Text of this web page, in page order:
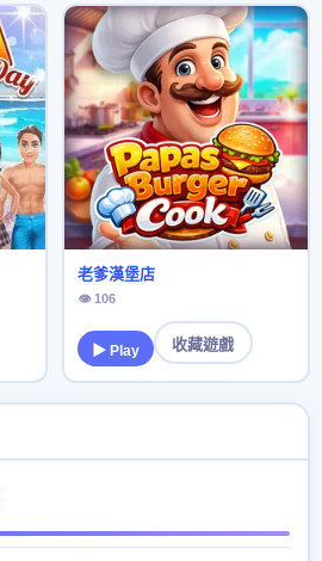
老爹漢堡店
👁 106
▶ Play 收藏遊戲